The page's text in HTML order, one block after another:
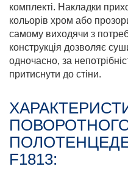
комплекті. Накладки
кольорів хром або
самому виходячи з
конструкція дозволяє
одночасно, за
притиснути до стіни.
F1813: